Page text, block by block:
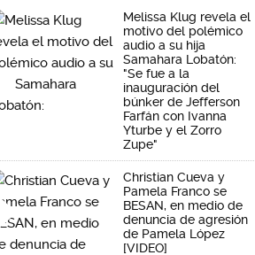
Melissa Klug revela el
motivo del polémico
audio a su hija
Samahara Lobatón:
"Se fue a la
inauguración del
búnker de Jefferson
Farfán con Ivanna
Yturbe y el Zorro
Zupe"
Christian Cueva y
Pamela Franco se
BESAN, en medio de
denuncia de agresión
de Pamela López
[VIDEO]